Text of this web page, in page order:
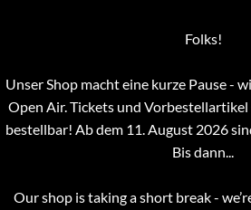
Folks!
Unser Shop macht eine kurze Pause -
Open Air. Tickets und
bestellbar! Ab dem 11. August 2026
Bis dann...
Our shop is taking a short break -